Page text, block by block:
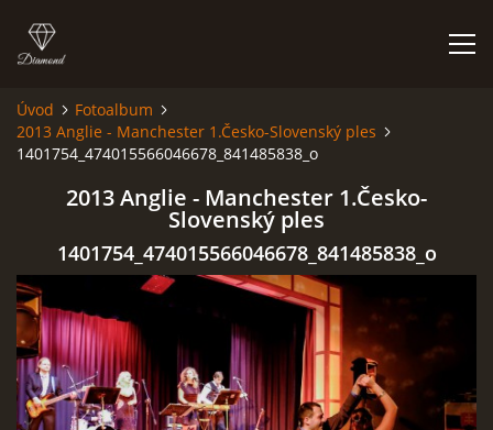
FOTOALBUM
Kapela BUMERANG
Poříčany okr. Kolín
+420 724 629 042
kapelabumerang@gmail.com
© 2026 eStránky.cz |Tisk|Hore ↑
Úvod
Fotoalbum
2013 Anglie - Manchester 1.Česko-Slovenský ples
1401754_474015566046678_841485838_o
2013 Anglie - Manchester 1.Česko-
Slovenský ples
1401754_474015566046678_841485838_o